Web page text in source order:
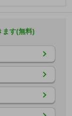
ます(無料)